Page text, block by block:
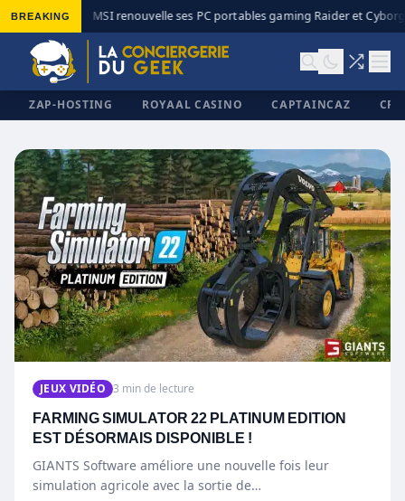
BREAKING MSI renouvelle ses PC portables gaming Raider et
ZAP-HOSTING ROYAAL CASINO CAPTAINCAZ
✕
JEUX VIDÉO 3 min de lecture
FARMING SIMULATOR 22 PLATINUM EDITION
EST DÉSORMAIS DISPONIBLE !
GIANTS Software améliore une nouvelle fois leur
simulation agricole avec la sortie de